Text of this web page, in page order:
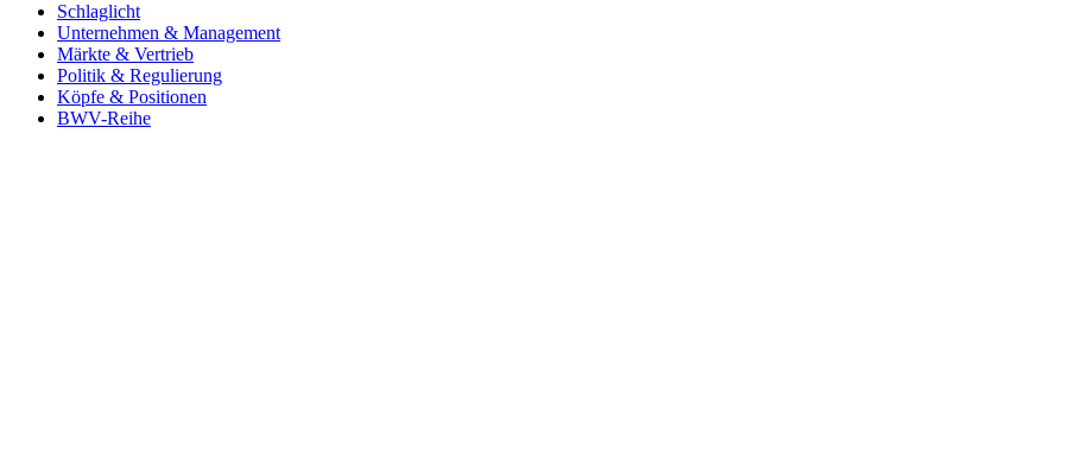
Schlaglicht
Unternehmen & Management
Märkte & Vertrieb
Politik & Regulierung
Köpfe & Positionen
BWV-Reihe